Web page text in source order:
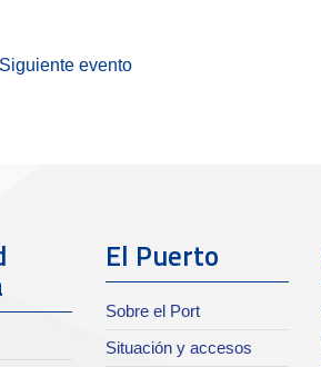
Siguiente evento
El Puerto
Sobre el Port
Situación y accesos